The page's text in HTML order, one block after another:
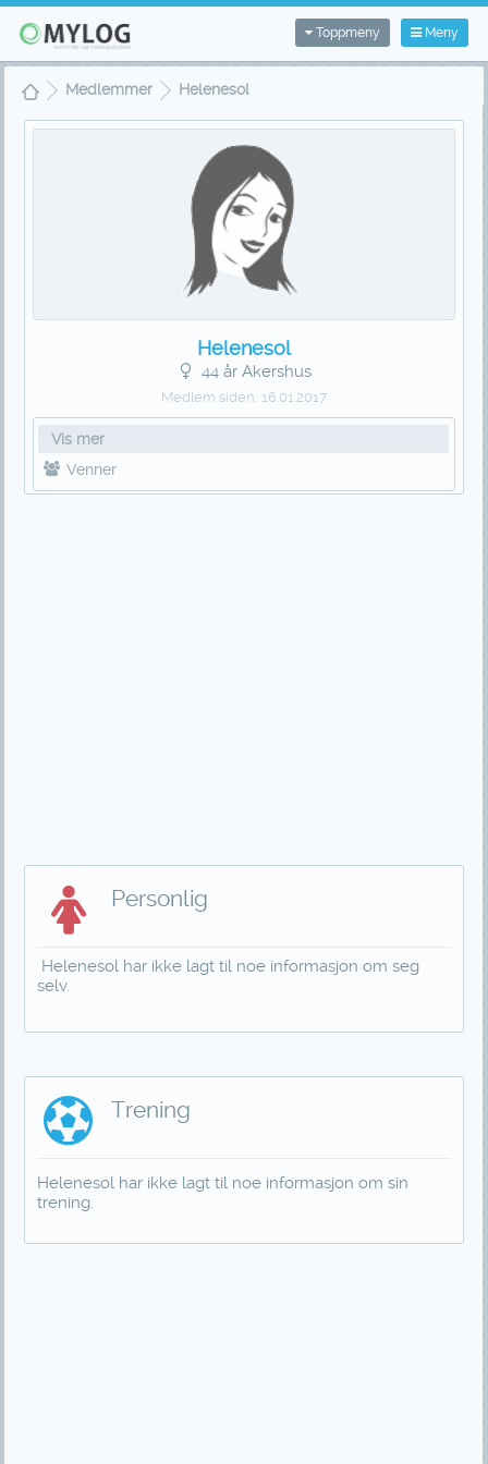
Meny
Toppmeny
Medlemmer Helenesol
Helenesol
44 år Akershus
Medlem siden: 16.01.2017
Vis mer
Venner
Personlig
Helenesol har ikke lagt til noe informasjon om seg
selv.
Trening
Helenesol har ikke lagt til noe informasjon om sin
trening.